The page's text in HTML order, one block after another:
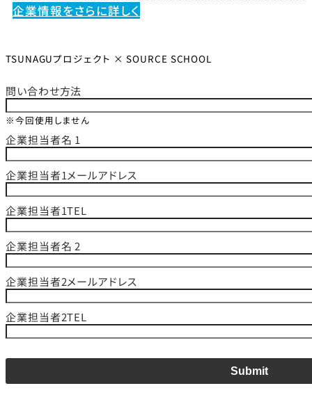
企業情報をさらに詳しく
TSUNAGUプロジェクト × SOURCE SCHOOL
問い合わせ方法
※今回使用しません
企業担当者名 1
企業担当者1メールアドレス
企業担当者1TEL
企業担当者名 2
企業担当者2メールアドレス
企業担当者2TEL
Submit